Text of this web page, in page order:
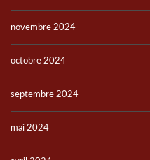
novembre 2024
octobre 2024
septembre 2024
mai 2024